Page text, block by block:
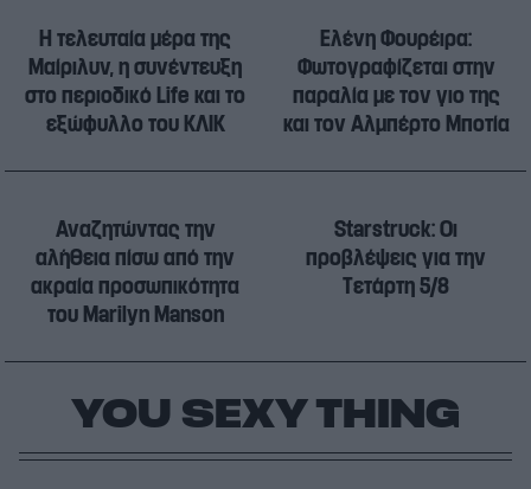
Η τελευταία μέρα της
Μαίριλυν, η συνέντευξη
στο περιοδικό Life και το
εξώφυλλο του ΚΛΙΚ
Ελένη Φουρέιρα:
Φωτογραφίζεται στην
παραλία με τον γιο της
και τον Αλμπέρτο Μποτία
Αναζητώντας την
αλήθεια πίσω από την
ακραία προσωπικότητα
του Marilyn Manson
Starstruck: Οι
προβλέψεις για την
Τετάρτη 5/8
YOU SEXY THING